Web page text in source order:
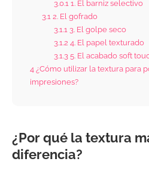
3.0.1 1. El barniz selectivo
3.1 2. El gofrado
3.1.1 3. El golpe seco
3.1.2 4. El papel texturado
3.1.3 5. El acabado soft
4 ¿Cómo utilizar la textura para
impresiones?
¿Por qué la textura
diferencia?